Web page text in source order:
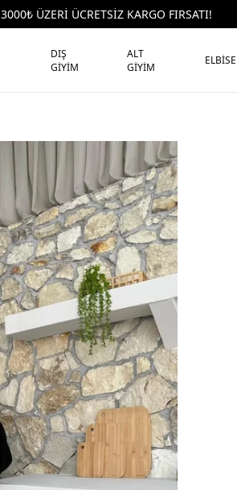
3000₺ ÜZERİ ÜCRETSİZ KARGO FIRSATI!
DIŞ
GİYİM
ALT
GİYİM
ELBİSE